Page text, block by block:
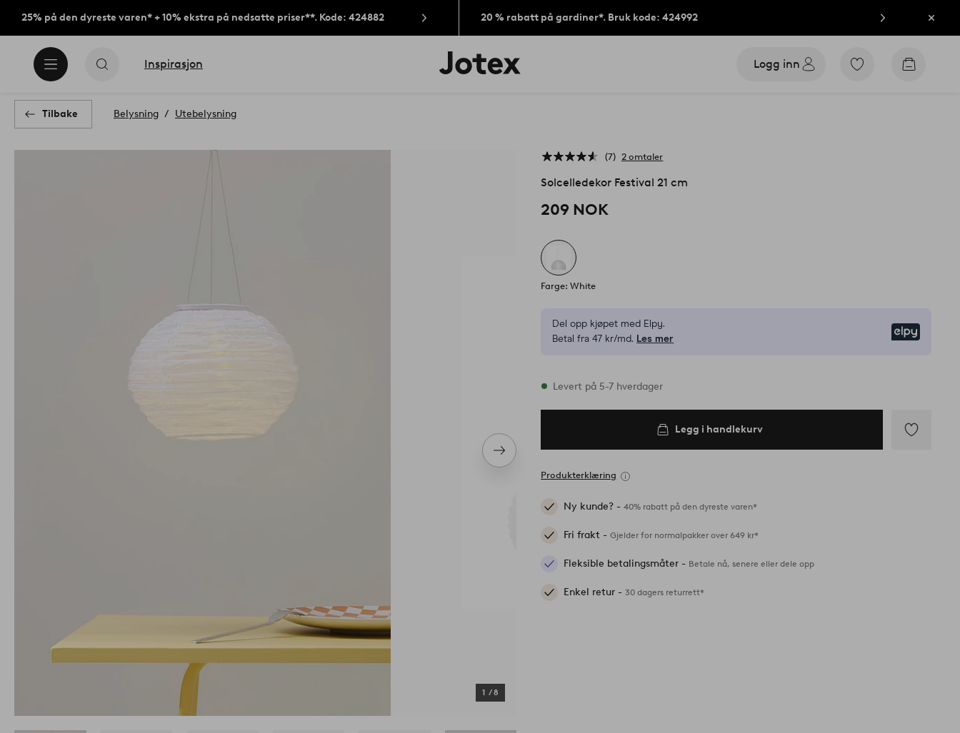
25% på den dyreste varen* + 10% ekstra på nedsatte priser**. Kode: 424882 20 % rabatt på gardiner*. Bruk kode: 424992 Lukk
Inspirasjon
Jotex’
logo
Logg inn
Gå
Gå
Tilbake Belysning Utebelysning
Neste
produkt
1 /8
7 2 omtaler
Solcelledekor Festival 21 cm
209 NOK
Farge: White
Del opp kjøpet med Elpy.
Betal fra 47 kr/md. Les mer
På lager
Levert på 5-7 hverdager
Legg i handlekurv
Produkterklæring
Ny kunde? -40% rabatt på den dyreste varen*
Fri frakt -Gjelder for normalpakker over 649 kr*
Fleksible betalingsmåter - Betale nå, senere eller dele opp
Enkel retur -30 dagers returrett*